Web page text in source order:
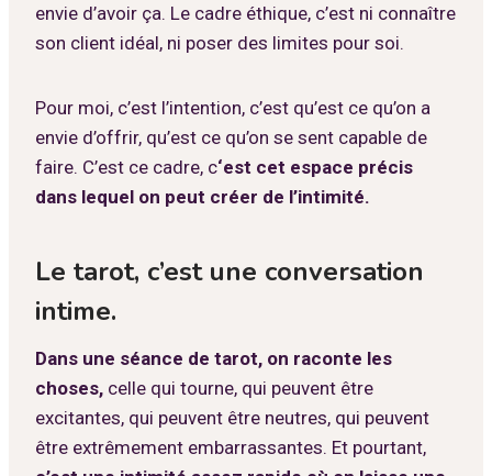
envie d’avoir ça. Le cadre éthique, c’est ni connaître
son client idéal, ni poser des limites pour soi.
Pour moi, c’est l’intention, c’est qu’est ce qu’on a
envie d’offrir, qu’est ce qu’on se sent capable de
faire. C’est ce cadre, c‘est cet espace précis
dans lequel on peut créer de l’intimité.
Le tarot, c’est une conversation
intime.
Dans une séance de tarot, on raconte les
choses, celle qui tourne, qui peuvent être
excitantes, qui peuvent être neutres, qui peuvent
être extrêmement embarrassantes. Et pourtant,